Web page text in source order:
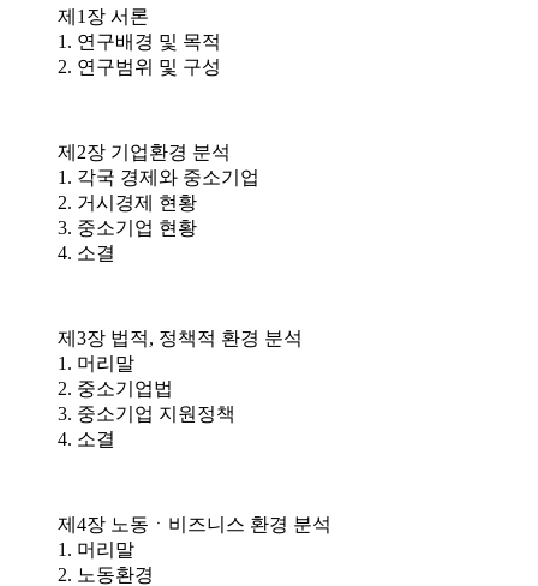
제1장 서론
1. 연구배경 및 목적
2. 연구범위 및 구성
제2장 기업환경 분석
1. 각국 경제와 중소기업
2. 거시경제 현황
3. 중소기업 현황
4. 소결
제3장 법적, 정책적 환경 분석
1. 머리말
2. 중소기업법
3. 중소기업 지원정책
4. 소결
제4장 노동ㆍ비즈니스 환경 분석
1. 머리말
2. 노동환경